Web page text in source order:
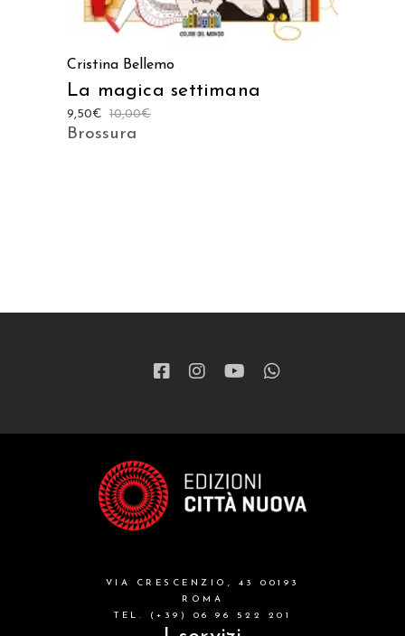
Cristina Bellemo
La magica settimana
10,00€
9,50€
Brossura
VIA CRESCENZIO, 43 00193
ROMA
TEL. (+39) 06 96 522 201